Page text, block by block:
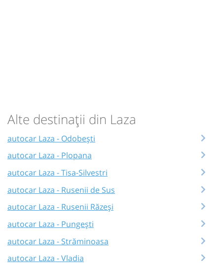
Alte destinații din Laza
autocar Laza - Odobești
autocar Laza - Plopana
autocar Laza - Tisa-Silvestri
autocar Laza - Rusenii de Sus
autocar Laza - Rusenii Răzeși
autocar Laza - Pungești
autocar Laza - Străminoasa
autocar Laza - Vladia